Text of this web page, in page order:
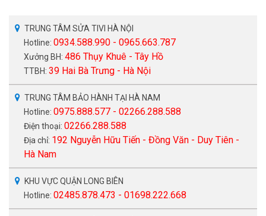
TRUNG TÂM SỬA TIVI HÀ NỘI
Hotline: 0934.588.990 - 0965.663.787
Xưởng BH: 486 Thụy Khuê - Tây Hồ
TTBH: 39 Hai Bà Trưng - Hà Nội
TRUNG TÂM BẢO HÀNH TẠI HÀ NAM
Hotline: 0975.888.577 - 02266.288.588
Điện thoại: 02266.288.588
Địa chỉ: 192 Nguyễn Hữu Tiến - Đồng Văn - Duy Tiên -
Hà Nam
KHU VỰC QUẬN LONG BIÊN
Hotline: 02485.878.473 - 01698.222.668